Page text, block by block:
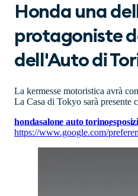
Honda una
protagoniste
dell'Auto di
La kermesse motoristica avrà
La Casa di Tokyo sarà presente
hondasalone auto torino
https://www.google.com/